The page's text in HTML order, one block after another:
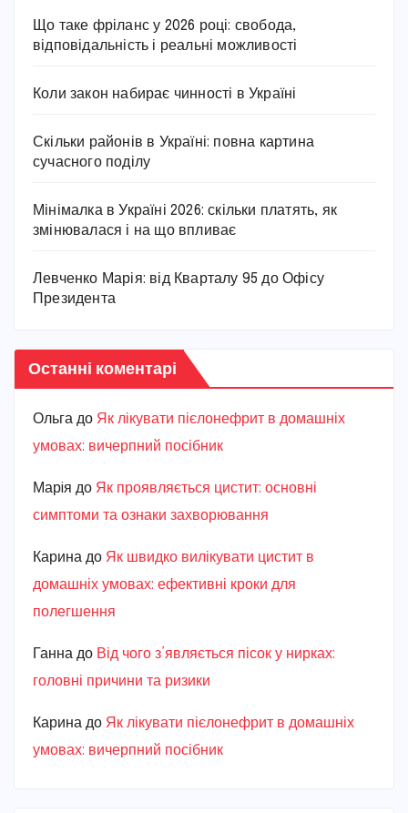
Що таке фріланс у 2026 році: свобода,
відповідальність і реальні можливості
Коли закон набирає чинності в Україні
Скільки районів в Україні: повна картина
сучасного поділу
Мінімалка в Україні 2026: скільки платять, як
змінювалася і на що впливає
Левченко Марія: від Кварталу 95 до Офісу
Президента
Останні коментарі
Ольга до Як лікувати пієлонефрит в домашніх
умовах: вичерпний посібник
Марiя до Як проявляється цистит: основні
симптоми та ознаки захворювання
Карина до Як швидко вилікувати цистит в
домашніх умовах: ефективні кроки для
полегшення
Ганна до Від чого з’являється пісок у нирках:
головні причини та ризики
Карина до Як лікувати пієлонефрит в домашніх
умовах: вичерпний посібник